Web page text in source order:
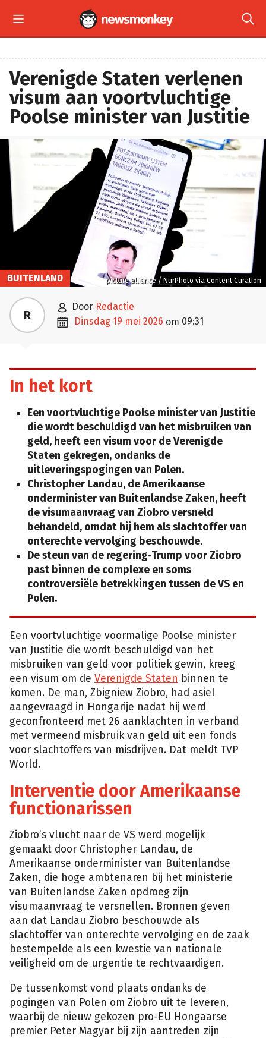
 
Verenigde Staten verlenen
visum aan voortvluchtige
Poolse minister van Justitie
picture alliance / NurPhoto via Content Curation
BUITENLAND
R  door Redactie
 dinsdag 19 mei 2026 om 09:31
In het kort
Een voortvluchtige Poolse minister van Justitie
die wordt beschuldigd van het misbruiken van
geld, heeft een visum voor de Verenigde
Staten gekregen, ondanks de
uitleveringspogingen van Polen.
Christopher Landau, de Amerikaanse
onderminister van Buitenlandse Zaken, heeft
de visumaanvraag van Ziobro versneld
behandeld, omdat hij hem als slachtoffer van
onterechte vervolging beschouwde.
De steun van de regering‑Trump voor Ziobro
past binnen de complexe en soms
controversiële betrekkingen tussen de VS en
Polen.
Een voortvluchtige voormalige Poolse minister
van Justitie die wordt beschuldigd van het
misbruiken van geld voor politiek gewin, kreeg
een visum om de Verenigde Staten binnen te
komen. De man, Zbigniew Ziobro, had asiel
aangevraagd in Hongarije nadat hij werd
geconfronteerd met 26 aanklachten in verband
met vermeend misbruik van geld uit een fonds
voor slachtoffers van misdrijven. Dat meldt TVP
World.
Interventie door Amerikaanse
functionarissen
Ziobro’s vlucht naar de VS werd mogelijk
gemaakt door Christopher Landau, de
Amerikaanse onderminister van Buitenlandse
Zaken, die hoge ambtenaren bij het ministerie
van Buitenlandse Zaken opdroeg zijn
visumaanvraag te versnellen. Bronnen geven
aan dat Landau Ziobro beschouwde als
slachtoffer van onterechte vervolging en de zaak
bestempelde als een kwestie van nationale
veiligheid om de urgentie te rechtvaardigen.
De tussenkomst vond plaats ondanks de
pogingen van Polen om Ziobro uit te leveren,
waarbij de nieuw gekozen pro-EU Hongaarse
premier Peter Magyar bij zijn aantreden zijn